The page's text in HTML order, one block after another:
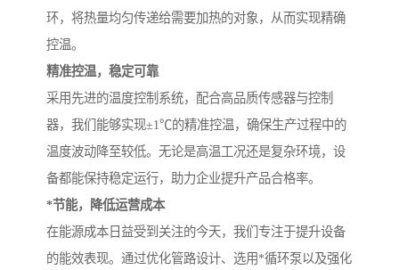
环，将热量均匀传递给需要加热的对象，从而实现精确
控温。
精准控温，稳定可靠
采用先进的温度控制系统，配合高品质传感器与控制
器，我们能够实现±1℃的精准控温，确保生产过程中的
温度波动降至较低。无论是高温工况还是复杂环境，设
备都能保持稳定运行，助力企业提升产品合格率。
*节能，降低运营成本
在能源成本日益受到关注的今天，我们专注于提升设备
的能效表现。通过优化管路设计、选用*循环泵以及强化